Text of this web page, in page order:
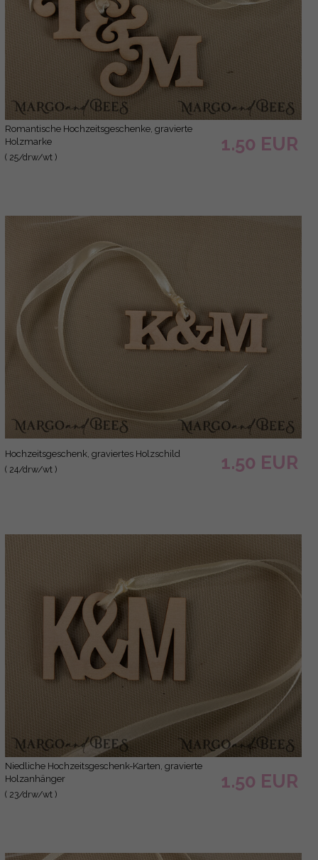
romantische Hochzeitsgeschenke, gravierte
Holzmarke
( 25/drw/wt )
1.50 EUR
Hochzeitsgeschenk, graviertes Holzschild
( 24/drw/wt )
1.50 EUR
niedliche Hochzeitsgeschenk-Karten, gravierte
Holzanhänger
( 23/drw/wt )
1.50 EUR